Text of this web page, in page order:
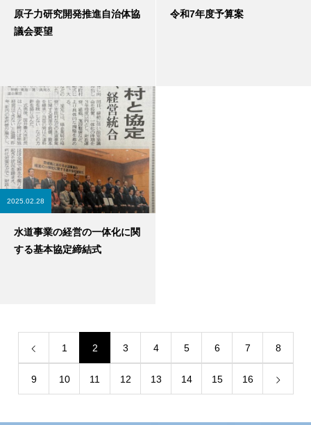
原子力研究開発推進自治体協
議会要望
令和7年度予算案
2025.02.28
水道事業の経営の一体化に関
する基本協定締結式
1 2 3 4 5 6 7 8
9 10 11 12 13 14 15 16